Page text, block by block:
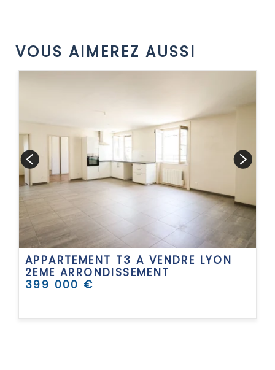
VOUS AIMEREZ AUSSI
APPARTEMENT T3 A VENDRE LYON
2EME ARRONDISSEMENT
399 000 €